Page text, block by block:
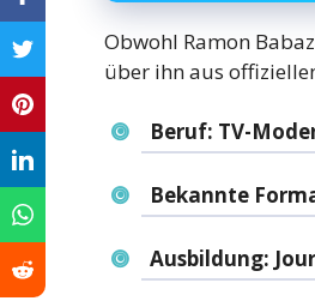
Obwohl Ramon
über ihn aus
Beruf: TV-
Bekannte
Ausbildung: